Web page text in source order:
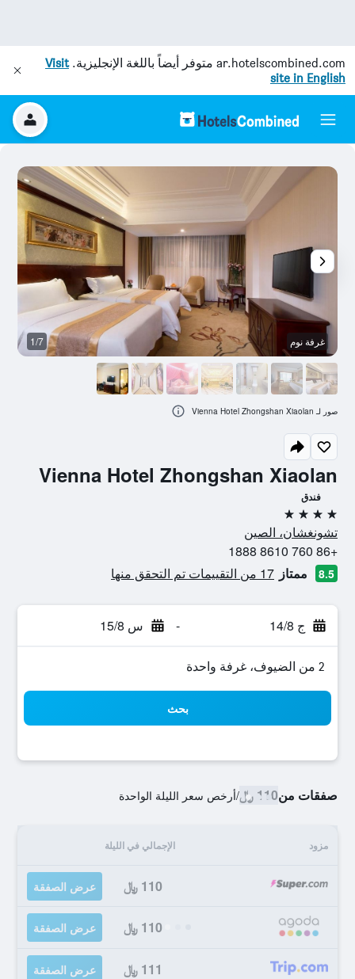
ar.hotelscombined.com متوفر أيضاً باللغة الإنجليزية.Visit
site in English
Vienna Hotel Zhongshan Xiaolan
فندق
4 نجوم
تشونغشان، الصين
+86 760 8610 1888
8.5 ممتاز 17 من التقييمات تم التحقق منها
ج 14/8 - س 15/8
2 من الضيوف، غرفة واحدة
بحث
صفقات من110 ﷼ /أرخص سعر الليلة الواحدة
مزود الإجمالي في الليلة
110 ﷼ عرض الصفقة
110 ﷼ عرض الصفقة
111 ﷼ عرض الصفقة
غرفة نوم 1/7
صور لـ Vienna Hotel Zhongshan Xiaolan